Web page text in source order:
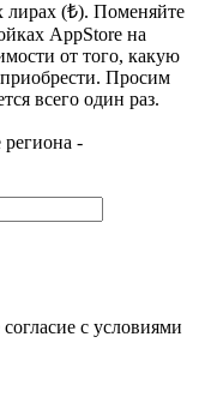
лирах (₺). Поменяйте
AppStore на
от того, какую
Просим
всего один раз.
-
с условиями